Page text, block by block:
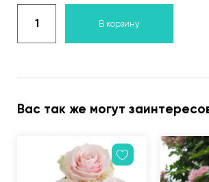
В корзину
Вас так же могут